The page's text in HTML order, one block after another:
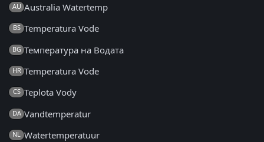
AU Australia Watertemp
BS Temperatura Vode
BG Температура на Водата
HR Temperatura Vode
CS Teplota Vody
DA Vandtemperatur
NL Watertemperatuur